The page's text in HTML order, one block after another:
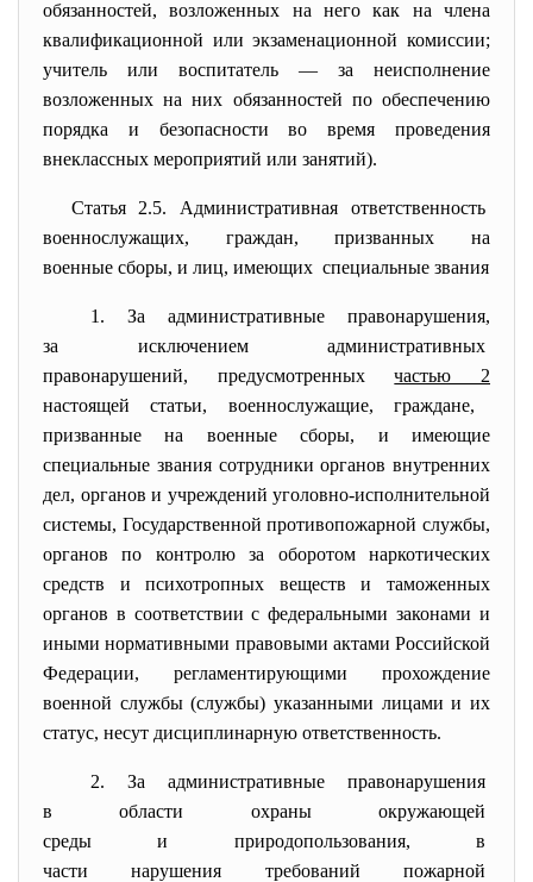
обязанностей, возложенных на него как на члена
квалификационной или экзаменационной комиссии;
учитель или воспитатель — за неисполнение
возложенных на них обязанностей по обеспечению
порядка и безопасности во время проведения
внеклассных мероприятий или занятий).
Статья 2.5. Административная ответственность
военнослужащих, граждан, призванных на
военные сборы, и лиц, имеющих специальные звания
1. За административные правонарушения,
за исключением административных
правонарушений, предусмотренныхчастью 2
настоящей статьи, военнослужащие, граждане,
призванные на военные сборы, и имеющие
специальные звания сотрудники органов внутренних
дел, органов и учреждений уголовно-исполнительной
системы, Государственной противопожарной службы,
органов по контролю за оборотом наркотических
средств и психотропных веществ и таможенных
органов в соответствии с федеральными законами и
иными нормативными правовыми актами Российской
Федерации, регламентирующими прохождение
военной службы (службы) указанными лицами и их
статус, несут дисциплинарную ответственность.
2. За административные правонарушения
в области охраны окружающей
среды и природопользования, в
части нарушения требований пожарной